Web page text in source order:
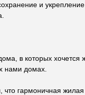
и
в которых хочется
нами домах.
гармоничная